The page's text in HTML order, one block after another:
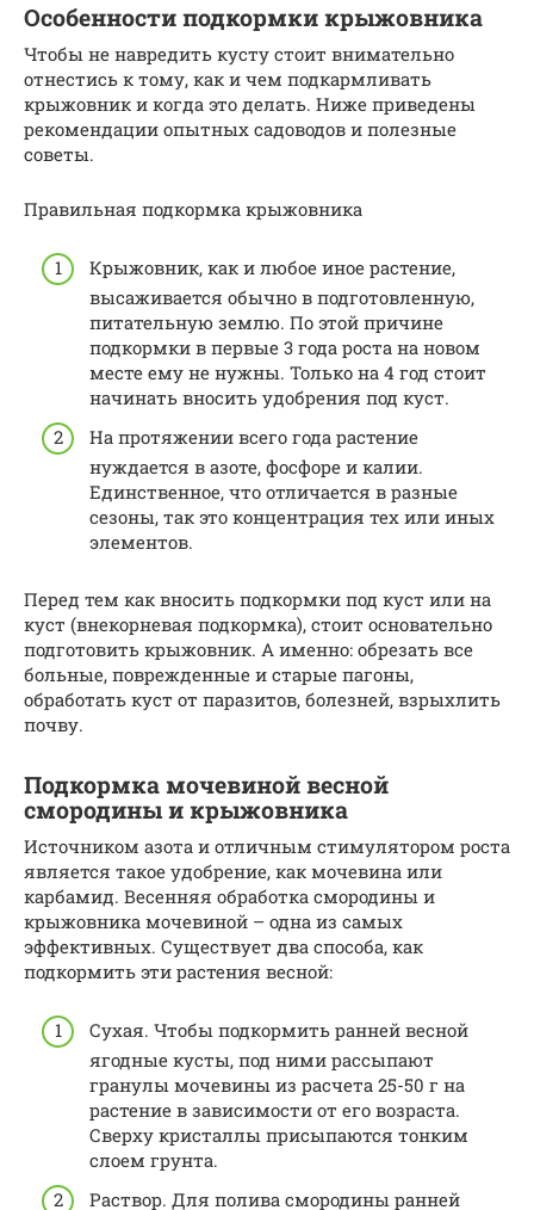
Особенности подкормки крыжовника
Чтобы не навредить кусту стоит внимательно
отнестись к тому, как и чем подкармливать
крыжовник и когда это делать. Ниже приведены
рекомендации опытных садоводов и полезные
советы.
Правильная подкормка крыжовника
Крыжовник, как и любое иное растение,
высаживается обычно в подготовленную,
питательную землю. По этой причине
подкормки в первые 3 года роста на новом
месте ему не нужны. Только на 4 год стоит
начинать вносить удобрения под куст.
На протяжении всего года растение
нуждается в азоте, фосфоре и калии.
Единственное, что отличается в разные
сезоны, так это концентрация тех или иных
элементов.
Перед тем как вносить подкормки под куст или на
куст (внекорневая подкормка), стоит основательно
подготовить крыжовник. А именно: обрезать все
больные, поврежденные и старые пагоны,
обработать куст от паразитов, болезней, взрыхлить
почву.
Подкормка мочевиной весной
смородины и крыжовника
Источником азота и отличным стимулятором роста
является такое удобрение, как мочевина или
карбамид. Весенняя обработка смородины и
крыжовника мочевиной – одна из самых
эффективных. Существует два способа, как
подкормить эти растения весной:
Сухая. Чтобы подкормить ранней весной
ягодные кусты, под ними рассыпают
гранулы мочевины из расчета 25-50 г на
растение в зависимости от его возраста.
Сверху кристаллы присыпаются тонким
слоем грунта.
Раствор. Для полива смородины ранней